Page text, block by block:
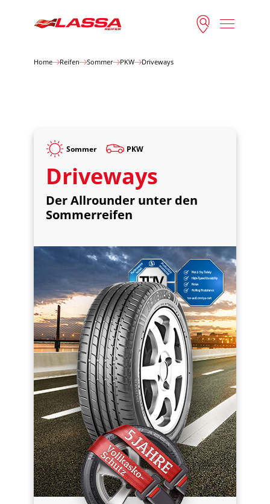
Home Reifen Sommer PKW Driveways
Sommer PKW
Driveways
Der Allrounder unter den
Sommerreifen